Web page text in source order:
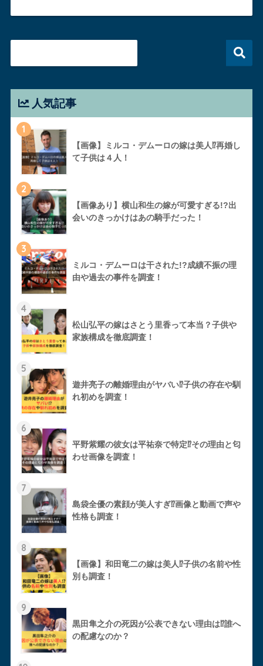
人気記事
1
【画像】ミルコ・デムーロの嫁は美人⁉︎再婚し
て子供は４人！
2
【画像あり】横山和生の嫁が可愛すぎる!?出
会いのきっかけはあの騎手だった！
3
ミルコ・デムーロは干された!?成績不振の理
由や過去の事件を調査！
4
松山弘平の嫁はさとう里香って本当？子供や
家族構成を徹底調査！
5
遊井亮子の離婚理由がヤバい⁉︎子供の存在や馴
れ初めを調査！
6
平野紫耀の彼女は平祐奈で特定⁉︎その理由と匂
わせ画像を調査！
7
島袋全優の素顔が美人すぎ⁉︎画像と動画で声や
性格も調査！
8
【画像】和田竜二の嫁は美人⁉︎子供の名前や性
別も調査！
9
黒田隼之介の死因が公表できない理由は⁉︎誰へ
の配慮なのか？